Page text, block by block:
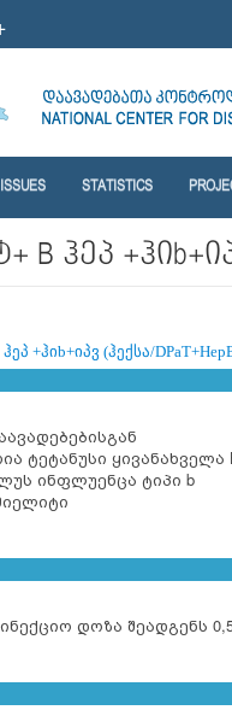
STATISTICS
B ჰეპ
+ჰიb+იპვ (ჰექსა/
ტეტანუსი ყივანახველა
ინფლუენცა ტიპი b
დოზა შეადგენს